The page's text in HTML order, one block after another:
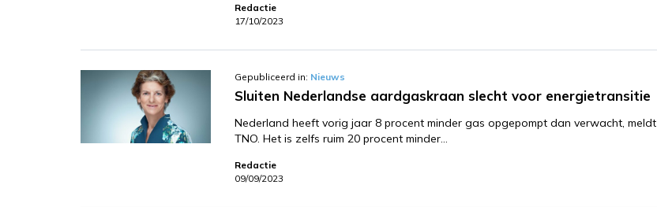
Redactie
17/10/2023
Gepubliceerd in: Nieuws
Sluiten Nederlandse aardgaskraan slecht voor energietransitie
Nederland heeft vorig jaar 8 procent minder gas opgepompt dan verwacht, meldt
TNO. Het is zelfs ruim 20 procent minder…
Redactie
09/09/2023